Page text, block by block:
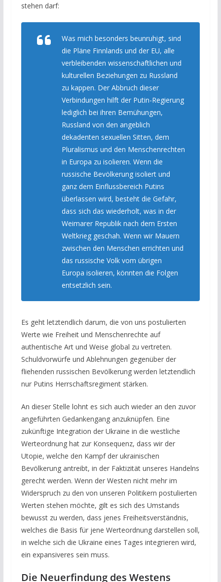
stehen darf:
Was mich besonders beunruhigt, sind
die Pläne Finnlands und der EU, alle
verbleibenden wissenschaftlichen und
kulturellen Beziehungen zu Russland
zu kappen. Der Abbruch dieser
Verbindungen hilft der Putin-Regierung
lediglich bei ihren Bemühungen,
Russland von den angeblich
dekadenten sexuellen Sitten, dem
Pluralismus und den Menschenrechten
in Europa zu isolieren. Wenn die
russische Bevölkerung isoliert und
ganz dem Einflussbereich Putins
überlassen wird, besteht die Gefahr,
dass sich das wiederholt, was in der
Weimarer Republik nach dem Ersten
Weltkrieg geschah. Wenn wir Mauern
zwischen den Menschen errichten und
das russische Volk vom übrigen
Europa isolieren, könnten die Folgen
entsetzlich sein.
Es geht letztendlich darum, die von uns postulierten
Werte wie Freiheit und Menschenrechte auf
authentische Art und Weise global zu vertreten.
Schuldvorwürfe und Ablehnungen gegenüber der
fliehenden russischen Bevölkerung werden letztendlich
nur Putins Herrschaftsregiment stärken.
An dieser Stelle lohnt es sich auch wieder an den zuvor
angeführten Gedankengang anzuknüpfen. Eine
zukünftige Integration der Ukraine in die westliche
Werteordnung hat zur Konsequenz, dass wir der
Utopie, welche den Kampf der ukrainischen
Bevölkerung antreibt, in der Faktizität unseres Handelns
gerecht werden. Wenn der Westen nicht mehr im
Widerspruch zu den von unseren Politikern postulierten
Werten stehen möchte, gilt es sich des Umstands
bewusst zu werden, dass jenes Freiheitsverständnis,
welches die Basis für jene Werteordnung darstellen soll,
in welche sich die Ukraine eines Tages integrieren wird,
ein expansiveres sein muss.
Die Neuerfindung des Westens